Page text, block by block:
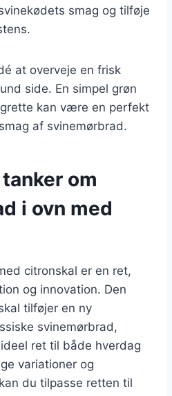
smag og tilføje
at overveje en frisk
side. En simpel grøn
kan være en perfekt
af svinemørbrad.
om
i ovn med
citronskal er en ret,
og innovation. Den
tilføjer en ny
svinemørbrad,
ret til både hverdag
variationer og
du tilpasse retten til